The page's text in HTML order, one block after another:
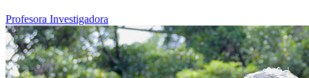
Profesora Investigadora